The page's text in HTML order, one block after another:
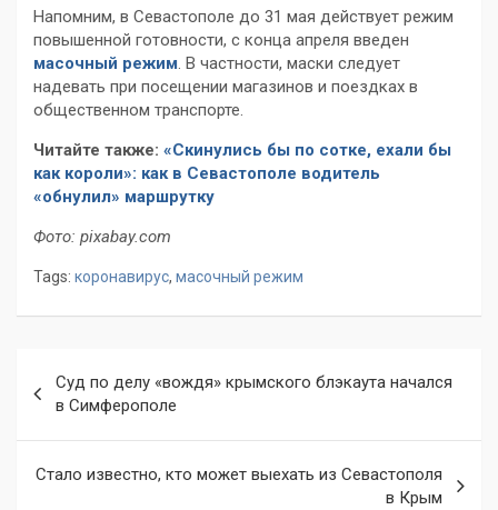
Напомним, в Севастополе до 31 мая действует режим
повышенной готовности, с конца апреля введен
масочный режим. В частности, маски следует
надевать при посещении магазинов и поездках в
общественном транспорте.
Читайте также: «Скинулись бы по сотке, ехали бы
как короли»: как в Севастополе водитель
«обнулил» маршрутку
Фото: pixabay.com
Tags: коронавирус, масочный режим
по
записям
Суд по делу «вождя» крымского блэкаута начался
в Симферополе
Стало известно, кто может выехать из Севастополя
в Крым